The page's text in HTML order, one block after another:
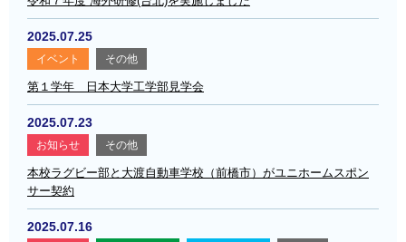
2025.07.25
イベント その他
第１学年 日本大学工学部見学会
2025.07.23
お知らせ その他
本校ラグビー部と大渡自動車学校（前橋市）がユニホームスポン
サー契約
2025.07.16